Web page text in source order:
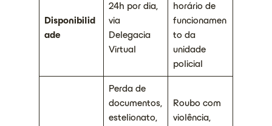
Disponibilid
ade
24h por dia,
via
Delegacia
Virtual
horário de
funcionamen
to da
unidade
policial
Perda de
documentos,
estelionato,
Roubo com
violência,